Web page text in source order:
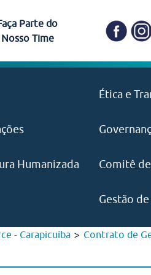
Ética e
Humanizada Comitê
Gestão
Carapicuíba
pelo CEJAM e(11) 97646‑2537
Parte do
Nosso Time
visão e
- Carapicuíba> Contrato de